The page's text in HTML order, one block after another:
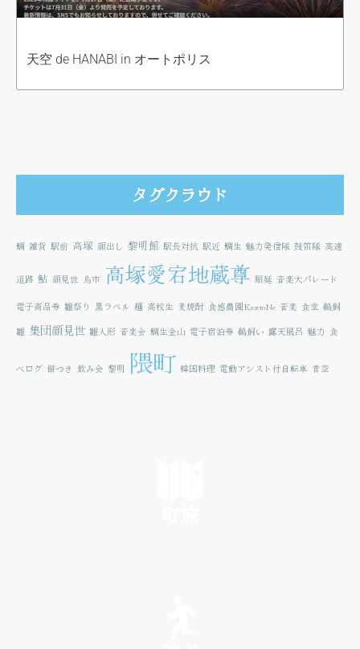
天空 de HANABI in オートポリス
タグクラウド
鯛 雑貨 駅前 高塚 顔出し 黎明館 駅長対抗 駅近 鯛生 魅力発信隊 鼓笛隊 高速
道路 鮎 顔見世 鳥市 高塚愛宕地蔵尊 順延 音楽大パレード
電子商品券 雛祭り 黒ラベル 麺 高校生 麦焼酎 食感農園KazetoNe 音楽 食堂 鵜飼
雛 集団顔見世 雛人形 音楽会 鯛生金山 電子宿泊券 鵜飼い 露天風呂 魅力 食
べログ 餅つき 飲み会 黎明 隈町 韓国料理 電動アシスト付自転車 青空